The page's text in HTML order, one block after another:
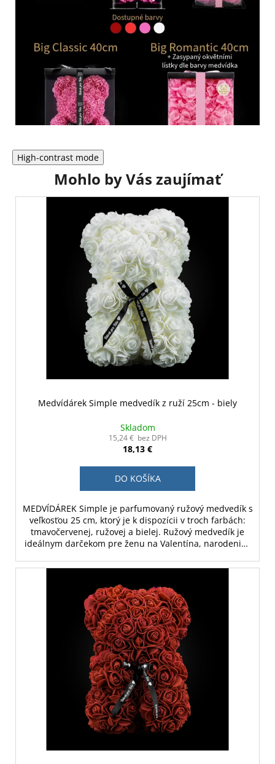
High-contrast mode
Mohlo by Vás zaujímať
Medvídárek Simple medvedík z ruží 25cm - biely
Skladom
15,24 € bez DPH
18,13 €
DO KOŠÍKA
MEDVÍDÁREK Simple je parfumovaný ružový medvedík s
veľkosťou 25 cm, ktorý je k dispozícii v troch farbách:
tmavočervenej, ružovej a bielej. Ružový medvedík je
ideálnym darčekom pre ženu na Valentína, narodeniny
darčekovej krabičky.